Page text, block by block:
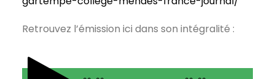
Retrouvez l’émission ici dans son intégralité :